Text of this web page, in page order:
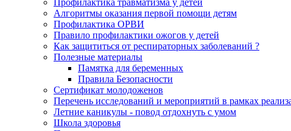
Алгоритмы оказания первой помощи детям
Профилактика ОРВИ
Правило профилактики ожогов у детей
Как защититься от респираторных заболеваний ?
Полезные материалы
Памятка для беременных
Правила Безопасности
Сертификат молодоженов
Перечень исследований и мероприятий в рамках
Летние каникулы - повод отдохнуть с умом
Школа здоровья